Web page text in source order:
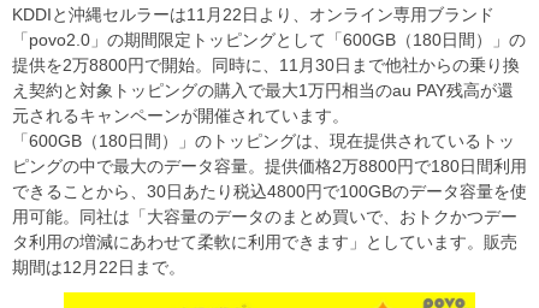
KDDIと沖縄セルラーは11月22日より、オンライン専用ブランド
「povo2.0」の期間限定トッピングとして「600GB（180日間）」の
提供を2万8800円で開始。同時に、11月30日まで他社からの乗り換
え契約と対象トッピングの購入で最大1万円相当のau PAY残高が還
元されるキャンペーンが開催されています。
「600GB（180日間）」のトッピングは、現在提供されているトッ
ピングの中で最大のデータ容量。提供価格2万8800円で180日間利用
できることから、30日あたり税込4800円で100GBのデータ容量を使
用可能。同社は「大容量のデータのまとめ買いで、おトクかつデー
タ利用の増減にあわせて柔軟に利用できます」としています。販売
期間は12月22日まで。